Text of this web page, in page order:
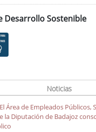
Desarrollo Sostenible
Noticias
El Área de Empleados Públicos,
la Diputación de Badajoz